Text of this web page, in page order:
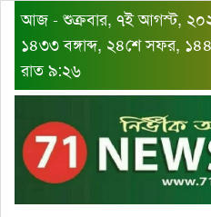
আজ - শুক্রবার, ৭ই আগস্ট, ২০২৬
১৪৩৩ বঙ্গাব্দ, ২৪শে সফর,
রাত ৯:২৬